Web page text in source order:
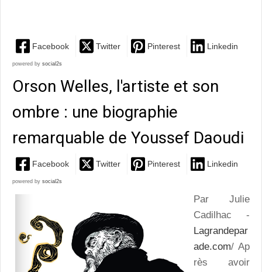
Facebook Twitter Pinterest Linkedin
powered by social2s
Orson Welles, l'artiste et son
ombre : une biographie
remarquable de Youssef Daoudi
Facebook Twitter Pinterest Linkedin
powered by social2s
Par Julie
Cadilhac -
Lagrandepar
ade.com/ Ap
rès avoir